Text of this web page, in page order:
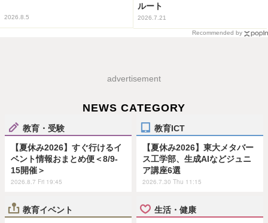
2026.8.5
ルート
2026.7.21
Recommended by
advertisement
NEWS CATEGORY
教育・受験
【夏休み2026】すぐ行けるイ
ベント情報おまとめ便＜8/9-
15開催＞
2026.8.7 Fri 19:45
教育ICT
【夏休み2026】東大メタバー
ス工学部、生成AIなどジュニ
ア講座6選
2026.7.30 Thu 11:15
教育イベント 生活・健康